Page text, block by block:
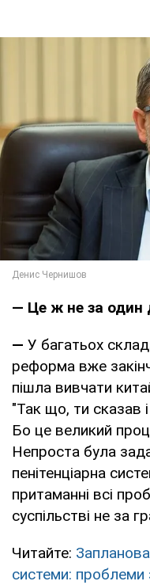
— Це ж не за один
— У багатьох
реформа вже
пішла вивчати
"Так що, ти сказав
Бо це великий
Непроста була
пенітенціарна
притаманні всі
суспільстві не за
Читайте:
системи: